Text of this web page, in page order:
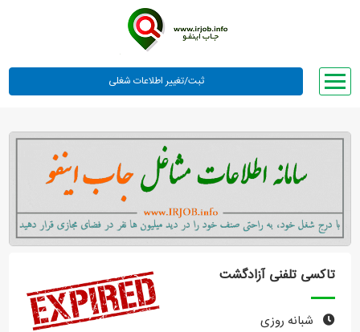
وبلاگ
معرفی ما
تعرفه ها
راهنما
ورود یا عضویت
تاکسی تلفنی آزادگشت
شبانه روزی